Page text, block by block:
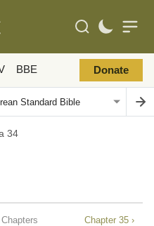
BBE Donate
34
Chapter 35 ›